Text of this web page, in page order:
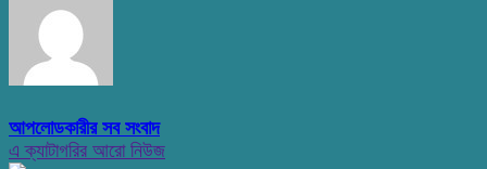
আপলোডকারীর সব সংবাদ
এ ক্যাটাগরির আরো নিউজ